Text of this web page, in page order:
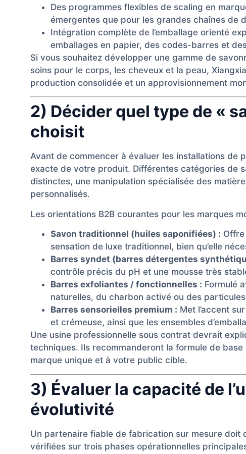
Des programmes flexibles de scaling en
émergentes que pour les grandes chaînes de
Intégration complète de l’emballage orienté
emballages en papier, des codes-barres et
Si vous souhaitez développer une gamme de
soins pour le corps, les cheveux et la peau,
production consolidée et un approvisionnement
2) Décider quel type de «
choisit
Avant de commencer à évaluer les installations de
exacte de votre produit. Différentes catégories de
distinctes, une manipulation spécialisée des
personnalisés.
Les orientations B2B courantes pour les marques
Savon traditionnel (huiles saponifiées) :
sensation de luxe traditionnel, bien qu’elle
Barres syndet (barres détergentes
contrôle précis du pH et une mousse très
Barres exfoliantes / fonctionnelles : Formulé
naturelles, du charbon activé ou des
Barres sensorielles premium : Met l’accent
et crémeuse, ainsi que les ensembles
Une usine professionnelle sous contrat devrait
techniques. Ils recommanderont la formule de
marque unique et à votre public cible.
3) Évaluer la capacité de
évolutivité
Un partenaire fiable de fabrication sur mesure doit
vérifiées sur trois phases opérationnelles